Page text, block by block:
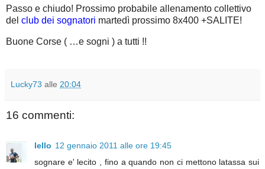
Passo e chiudo! Prossimo probabile allenamento collettivo
del club dei sognatori martedì prossimo 8x400 +SALITE!
Buone Corse ( …e sogni ) a tutti !!
Lucky73 alle 20:04
16 commenti:
lello 12 gennaio 2011 alle ore 19:45
sognare e' lecito , fino a quando non ci mettono latassa sui